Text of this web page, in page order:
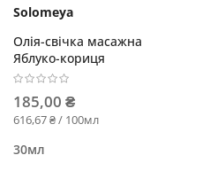
Solomeya
Олія-свічка масажна
Яблуко-кориця
185,00 ₴
616,67 ₴ / 100мл
30мл